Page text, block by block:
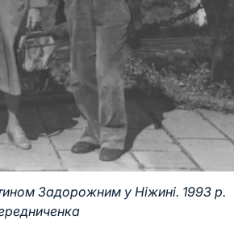
Задорожним у Ніжині. 1993 р.